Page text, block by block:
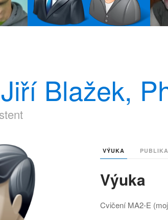
Blažek,
VÝUKA
Výuka
Cvičení MA2-E